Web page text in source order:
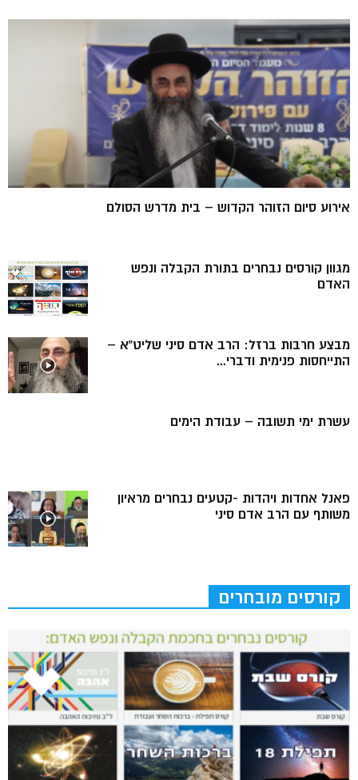
אירוע סיום הזוהר הקדוש – בית מדרש הסולם
מגוון קורסים נבחרים בתורת הקבלה ונפש
האדם
מבצע חרבות ברזל: הרב אדם סיני שליט”א –
התייחסות פנימית ודברי...
עשרת ימי תשובה – עבודת הימים
פאנל אחדות ויהדות -קטעים נבחרים מראיון
משותף עם הרב אדם סיני
קורסים מובחרים